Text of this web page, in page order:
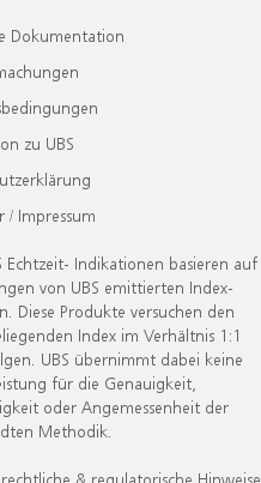
Dokumentation
zu UBS
/ Impressum
Echtzeit- Indikationen basieren auf
von UBS emittierten Index-
Diese Produkte versuchen den
Index im Verhältnis 1:1
UBS übernimmt dabei keine
für die Genauigkeit,
oder Angemessenheit der
Methodik.